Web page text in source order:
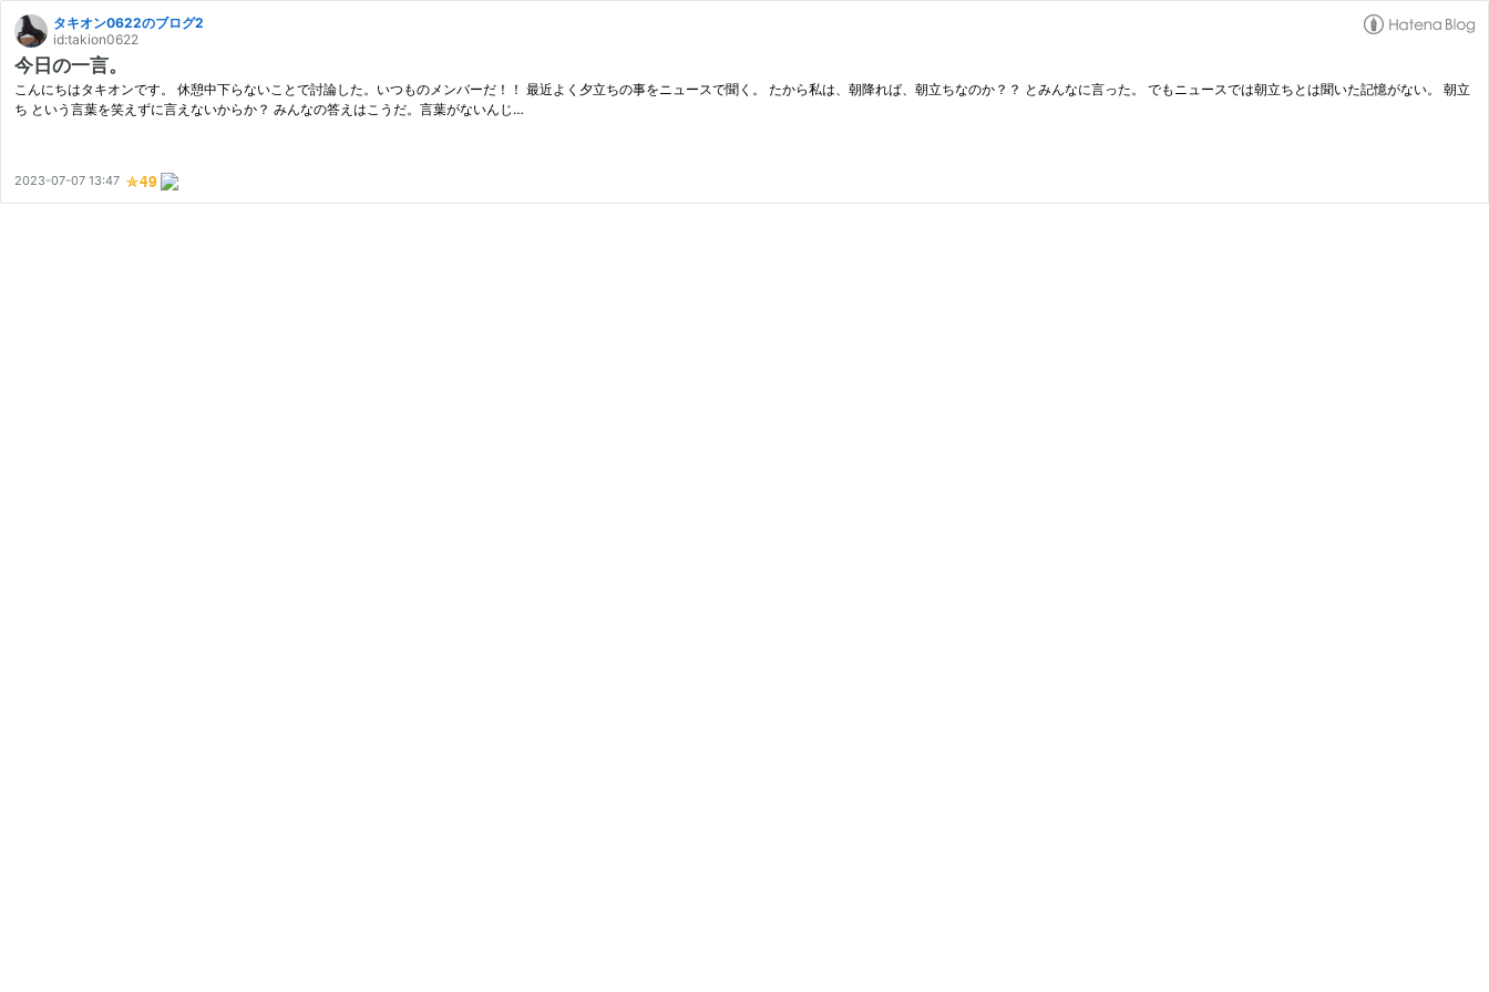
タキオン0622のブログ2
id:takion0622
今日の一言。
こんにちはタキオンです。 休憩中下らないことで討論した。いつものメンバーだ！！ 最近よく夕立ちの事をニュースで聞く。 たから私は、朝降れば、朝立ちなのか？？ とみんなに言った。 でもニュースでは朝立ちとは聞いた記憶がない。 朝立
ち という言葉を笑えずに言えないからか？ みんなの答えはこうだ。言葉がないんじ…
2023-07-07 13:47